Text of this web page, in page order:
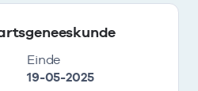
Einde
19-05-2025